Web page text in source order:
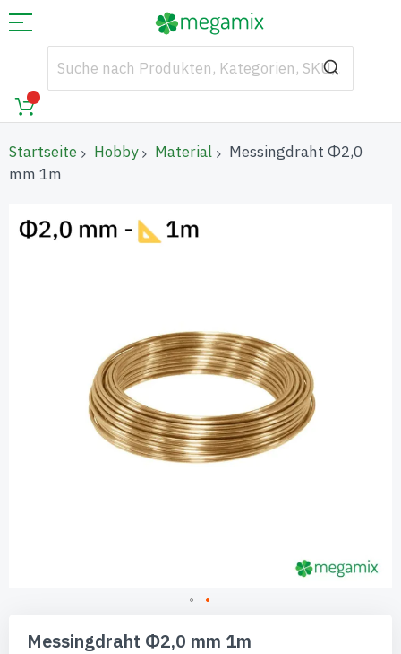
Startseite Hobby Material
Messingdraht Φ2,0
mm 1m
Ende
der
AnfangMessingdraht Φ2,0 mm 1m